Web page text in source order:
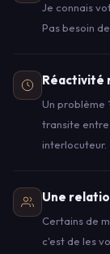
Je connais
Pas besoin
Réactivité
Un problème
transite
interlocuteur.
Une
Certains de
c'est de les